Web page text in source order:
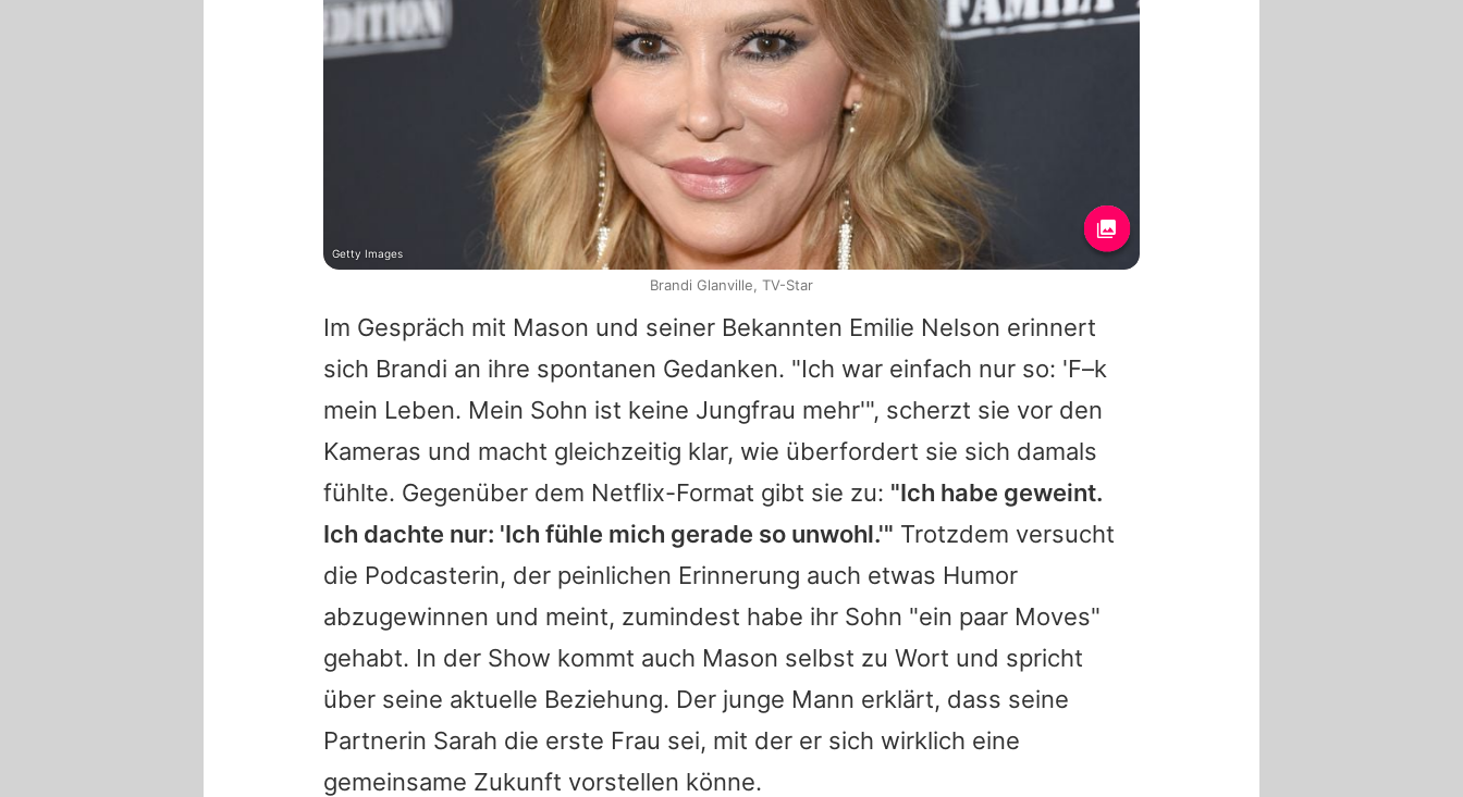
Im Gespräch mit Mason und seiner Bekannten Emilie Nelson erinnert
sich Brandi an ihre spontanen Gedanken. "Ich war einfach nur so: 'F–k
mein Leben. Mein Sohn ist keine Jungfrau mehr'", scherzt sie vor den
Kameras und macht gleichzeitig klar, wie überfordert sie sich damals
fühlte. Gegenüber dem Netflix-Format gibt sie zu: "Ich habe geweint.
Ich dachte nur: 'Ich fühle mich gerade so unwohl.'" Trotzdem versucht
die Podcasterin, der peinlichen Erinnerung auch etwas Humor
abzugewinnen und meint, zumindest habe ihr Sohn "ein paar Moves"
gehabt. In der Show kommt auch Mason selbst zu Wort und spricht
über seine aktuelle Beziehung. Der junge Mann erklärt, dass seine
Partnerin Sarah die erste Frau sei, mit der er sich wirklich eine
gemeinsame Zukunft vorstellen könne.
Getty Images
Brandi Glanville, TV-Star